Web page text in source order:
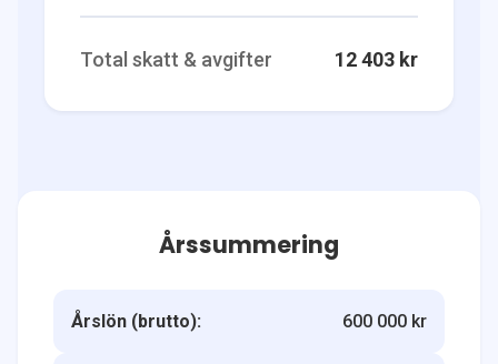
Total skatt & avgifter 12 403 kr
Årssummering
Årslön (brutto): 600 000 kr